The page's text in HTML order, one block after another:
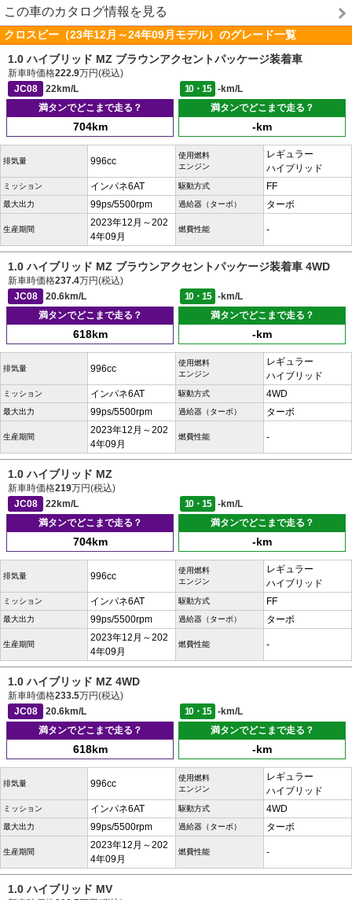
この車のカタログ情報を見る
クロスビー（23年12月～24年09月モデル）のグレード一覧
1.0 ハイブリッド MZ ブラウンアクセントパッケージ装着車
新車時価格222.9万円(税込)
JC08
22km/L 10・15
-km/L
満タンでどこまで走る？
704km
満タンでどこまで走る？
-km
排気量 996cc
使用燃料
エンジン
レギュラー
ハイブリッド
ミッション インパネ6AT 駆動方式 FF
最大出力 99ps/5500rpm 過給器（ターボ） ターボ
生産期間
2023年12月～202
4年09月
燃費性能 -
1.0 ハイブリッド MZ ブラウンアクセントパッケージ装着車 4WD
新車時価格237.4万円(税込)
JC08
20.6km/L 10・15
-km/L
満タンでどこまで走る？
618km
満タンでどこまで走る？
-km
排気量 996cc
使用燃料
エンジン
レギュラー
ハイブリッド
ミッション インパネ6AT 駆動方式 4WD
最大出力 99ps/5500rpm 過給器（ターボ） ターボ
生産期間
2023年12月～202
4年09月
燃費性能 -
1.0 ハイブリッド MZ
新車時価格219万円(税込)
JC08
22km/L 10・15
-km/L
満タンでどこまで走る？
704km
満タンでどこまで走る？
-km
排気量 996cc
使用燃料
エンジン
レギュラー
ハイブリッド
ミッション インパネ6AT 駆動方式 FF
最大出力 99ps/5500rpm 過給器（ターボ） ターボ
生産期間
2023年12月～202
4年09月
燃費性能 -
1.0 ハイブリッド MZ 4WD
新車時価格233.5万円(税込)
JC08
20.6km/L 10・15
-km/L
満タンでどこまで走る？
618km
満タンでどこまで走る？
-km
排気量 996cc
使用燃料
エンジン
レギュラー
ハイブリッド
ミッション インパネ6AT 駆動方式 4WD
最大出力 99ps/5500rpm 過給器（ターボ） ターボ
生産期間
2023年12月～202
4年09月
燃費性能 -
1.0 ハイブリッド MV